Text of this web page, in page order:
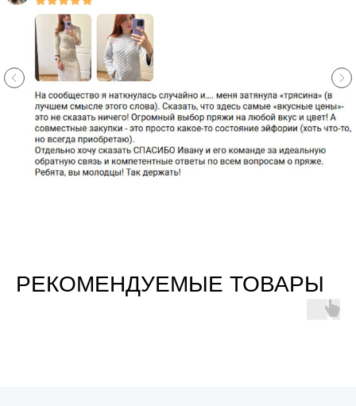
РЕКОМЕНДУЕМЫЕ ТОВАРЫ